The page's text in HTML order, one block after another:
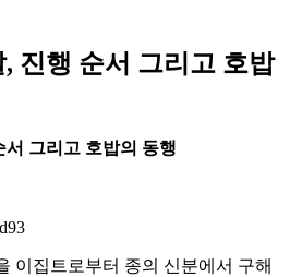
진행 순서 그리고 호밥
서 그리고 호밥의 동행
이집트로부터 종의 신분에서 구해